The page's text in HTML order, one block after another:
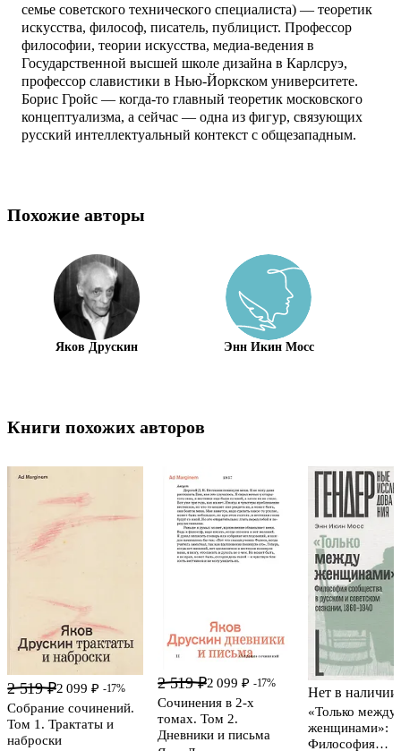
семье советского технического специалиста) — теоретик
искусства, философ, писатель, публицист. Профессор
философии, теории искусства, медиа-ведения в
Государственной высшей школе дизайна в Карлсруэ,
профессор славистики в Нью-Йоркском университете.
Борис Гройс — когда-то главный теоретик московского
концептуализма, а сейчас — одна из фигур, связующих
русский интеллектуальный контекст с общезападным.
Похожие авторы
Яков Друскин Энн Икин Мосс
Книги похожих авторов
2 519 ₽2 099 ₽ -17%
Собрание сочинений.
Том 1. Трактаты и
наброски
2 519 ₽2 099 ₽ -17%
Сочинения в 2-х
томах. Том 2.
Дневники и письма
Нет в наличии
«Только между
женщинами»:
Философия